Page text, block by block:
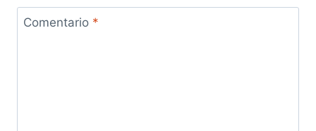
Comentario *